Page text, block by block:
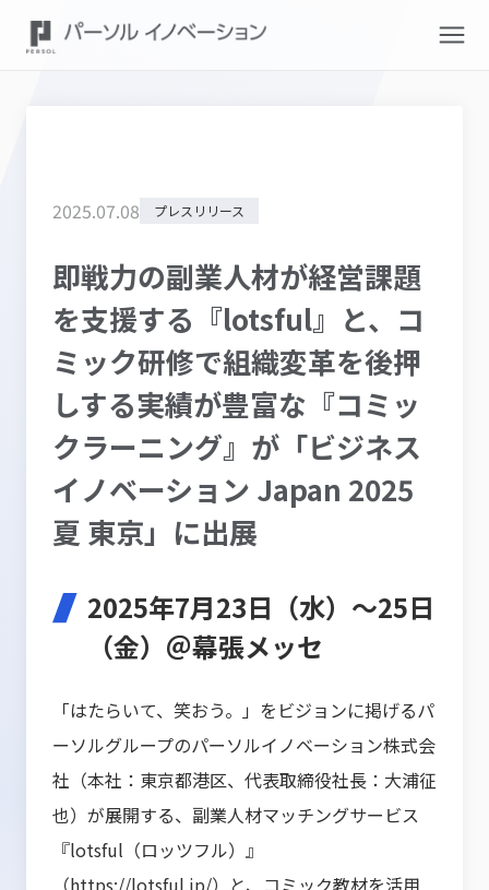
2025.07.08 プレスリリース
即戦力の副業人材が経営課題
を支援する『lotsful』と、コ
ミック研修で組織変革を後押
しする実績が豊富な『コミッ
クラーニング』が「ビジネス
イノベーション Japan 2025
夏 東京」に出展
2025年7月23日（水）〜25日
（金）＠幕張メッセ
「はたらいて、笑おう。」をビジョンに掲げるパ
ーソルグループのパーソルイノベーション株式会
社（本社：東京都港区、代表取締役社長：大浦征
也）が展開する、副業人材マッチングサービス
『lotsful（ロッツフル）』
（https://lotsful.jp/）と、コミック教材を活用